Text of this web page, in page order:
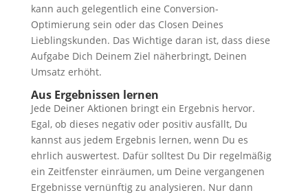
kann auch gelegentlich eine Conversion-
Optimierung sein oder das Closen Deines
Lieblingskunden. Das Wichtige daran ist, dass diese
Aufgabe Dich Deinem Ziel näherbringt, Deinen
Umsatz erhöht.
Aus Ergebnissen lernen
Jede Deiner Aktionen bringt ein Ergebnis hervor.
Egal, ob dieses negativ oder positiv ausfällt, Du
kannst aus jedem Ergebnis lernen, wenn Du es
ehrlich auswertest. Dafür solltest Du Dir regelmäßig
ein Zeitfenster einräumen, um Deine vergangenen
Ergebnisse vernünftig zu analysieren. Nur dann